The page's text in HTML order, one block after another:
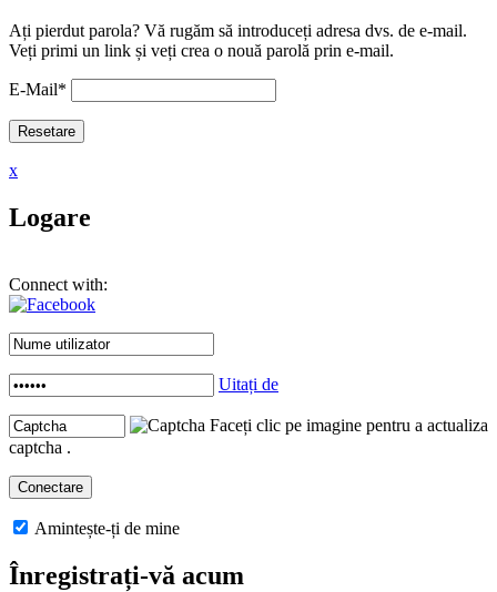
Ați pierdut parola? Vă rugăm să introduceți adresa dvs. de e-mail.
Veți primi un link și veți crea o nouă parolă prin e-mail.
E-Mail*
x
Logare
Connect with:
Uitați de
Faceți clic pe imagine pentru a actualiza
captcha .
Amintește-ți de mine
Înregistrați-vă acum